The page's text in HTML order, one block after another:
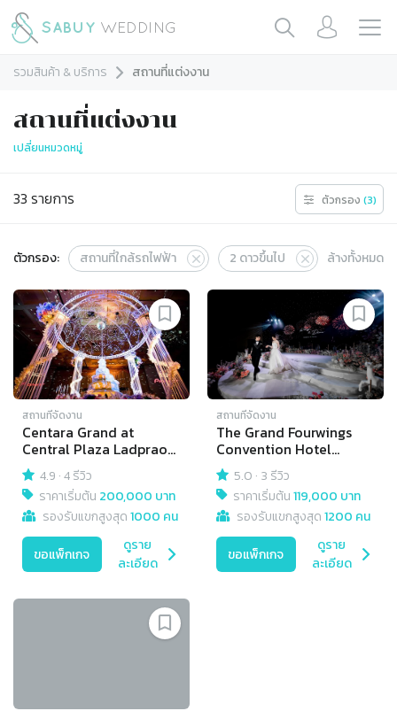
รวมสินค้า & บริการ สถานที่แต่งงาน
สถานที่แต่งงาน
เปลี่ยนหมวดหมู่
33 รายการ ตัวกรอง (3)
ตัวกรอง: สถานที่ใกล้รถไฟฟ้า 2 ดาวขึ้นไป ล้างทั้งหมด
สถานที่จัดงาน
Centara Grand at
Central Plaza Ladprao
Bangkok
4.9 ·4 รีวิว
ราคาเริ่มต้น 200,000 บาท
รองรับแขกสูงสุด1000 คน
ขอแพ็กเกจ
ดูราย
ละเอียด
สถานที่จัดงาน
The Grand Fourwings
Convention Hotel
Bangkok
5.0 · 3 รีวิว
ราคาเริ่มต้น119,000 บาท
รองรับแขกสูงสุด1200 คน
ขอแพ็กเกจ
ดูราย
ละเอียด